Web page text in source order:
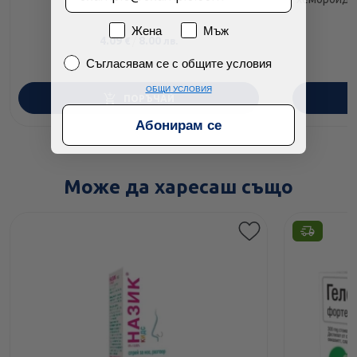
4.09€
Може да харесаш също
ПолЖена
Мъж
Съгласявам се с общите условия
Съгласявам се с общите условия
ОБЩИ УСЛОВИЯ
Абонирам се